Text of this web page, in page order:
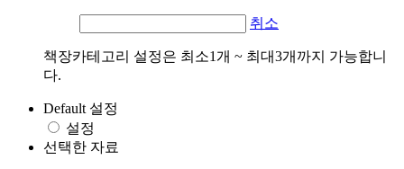
취소
책장카테고리 설정은 최소1개 ~ 최대3개까지 가능합니
다.
Default 설정
설정
선택한 자료